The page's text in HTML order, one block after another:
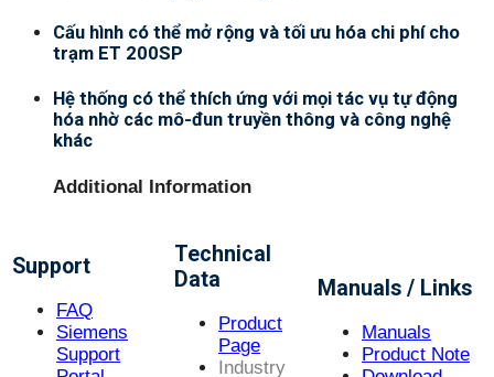
Cấu hình có thể mở rộng và tối ưu hóa chi phí cho
trạm ET 200SP
Hệ thống có thể thích ứng với mọi tác vụ tự động
hóa nhờ các mô-đun truyền thông và công nghệ
khác
Additional Information
Support
FAQ
Siemens
Support
Technical
Data
Product
Page
Industry
Manuals / Links
Manuals
Product Note